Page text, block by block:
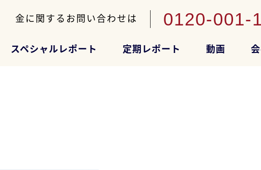
金に関するお問い合わせは 0120-001-
スペシャルレポート 定期レポート 動画